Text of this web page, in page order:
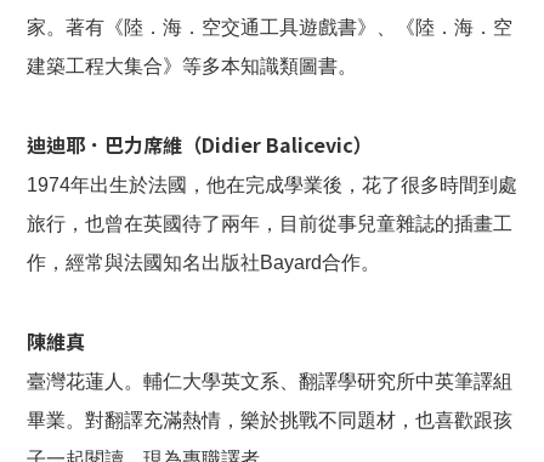
家。著有《陸．海．空交通工具遊戲書》、《陸．海．空
建築工程大集合》等多本知識類圖書。
迪迪耶．巴力席維（Didier Balicevic）
1974年出生於法國，他在完成學業後，花了很多時間到處
旅行，也曾在英國待了兩年，目前從事兒童雜誌的插畫工
作，經常與法國知名出版社Bayard合作。
陳維真
臺灣花蓮人。輔仁大學英文系、翻譯學研究所中英筆譯組
畢業。對翻譯充滿熱情，樂於挑戰不同題材，也喜歡跟孩